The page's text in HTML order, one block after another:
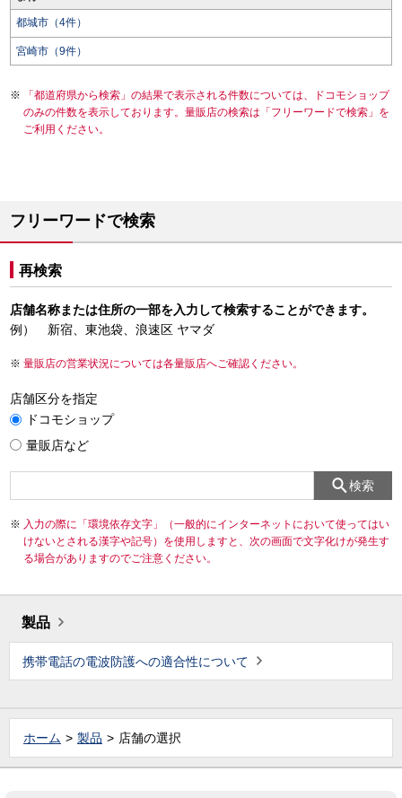
都城市（4件）
宮崎市（9件）
「都道府県から検索」の結果で表示される件数については、ドコモショップ
のみの件数を表示しております。量販店の検索は「フリーワードで検索」を
ご利用ください。
フリーワードで検索
再検索
店舗名称または住所の一部を入力して検索することができます。
例） 新宿、東池袋、浪速区 ヤマダ
量販店の営業状況については各量販店へご確認ください。
店舗区分を指定
ドコモショップ
量販店など
検索
入力の際に「環境依存文字」（一般的にインターネットにおいて使ってはい
けないとされる漢字や記号）を使用しますと、次の画面で文字化けが発生す
る場合がありますのでご注意ください。
製品
携帯電話の電波防護への適合性について
ホーム 製品 店舗の選択